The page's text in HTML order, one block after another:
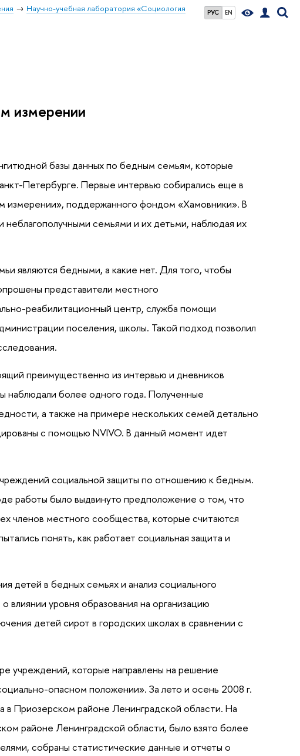
РУС EN
Научно-учебная лаборатория «Социология
измерении
базы данных по бедным семьям, которые
Петербурге. Первые интервью собирались еще в
измерении», поддержанного фондом «Хамовники». В
семьями и их детьми, наблюдая их
являются бедными, а какие нет. Для того, чтобы
представители местного
реабилитационный центр, служба помощи
поселения, школы. Такой подход позволил
преимущественно из интервью и дневников
наблюдали более одного года. Полученные
а также на примере нескольких семей детально
с помощью NVIVO. В данный момент идет
социальной защиты по отношению к бедным.
работы было выдвинуто предположение о том, что
членов местного сообщества, которые считаются
понять, как работает социальная защита и
детей в бедных семьях и анализ социального
уровня образования на организацию
детей сирот в городских школах в сравнении с
учреждений, которые направлены на решение
опасном положении». За лето и осень 2008 г.
в Приозерском районе Ленинградской области. На
районе Ленинградской области, было взято более
собраны статистические данные и отчеты о